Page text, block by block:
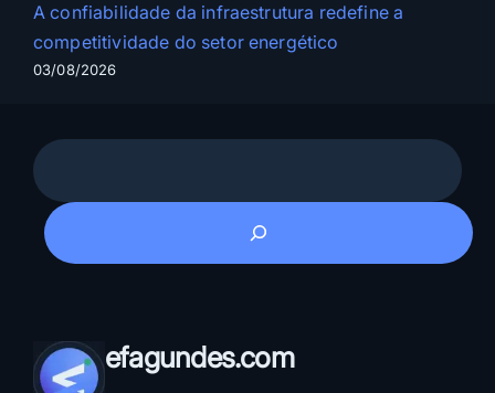
A confiabilidade da infraestrutura redefine a
competitividade do setor energético
03/08/2026
Pesquisar
efagundes.com